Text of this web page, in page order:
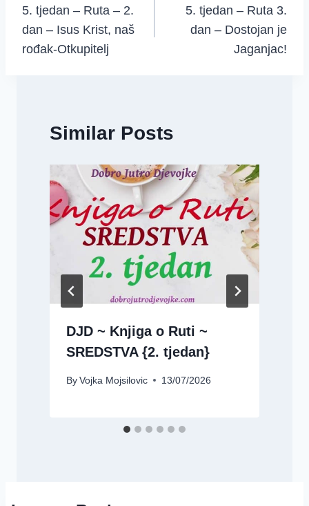
navigation
5. tjedan – Ruta – 2.
dan – Isus Krist, naš
rođak-Otkupitelj
5. tjedan – Ruta 3.
dan – Dostojan je
Jaganjac!
Similar Posts
DJD ~ Knjiga o Ruti ~
SREDSTVA {2. tjedan}
ByVojka Mojsilovic 13/07/2026